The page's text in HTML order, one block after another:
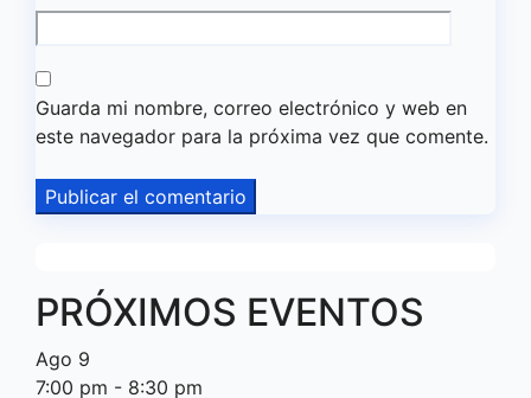
Guarda mi nombre, correo electrónico y web en
este navegador para la próxima vez que comente.
PRÓXIMOS EVENTOS
Ago 9
7:00 pm - 8:30 pm